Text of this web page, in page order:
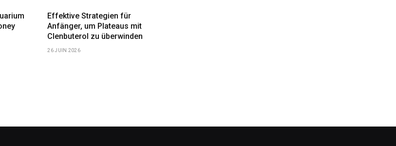
Effektive Strategien für
Anfänger, um Plateaus mit
Clenbuterol zu überwinden
26 JUIN 2026